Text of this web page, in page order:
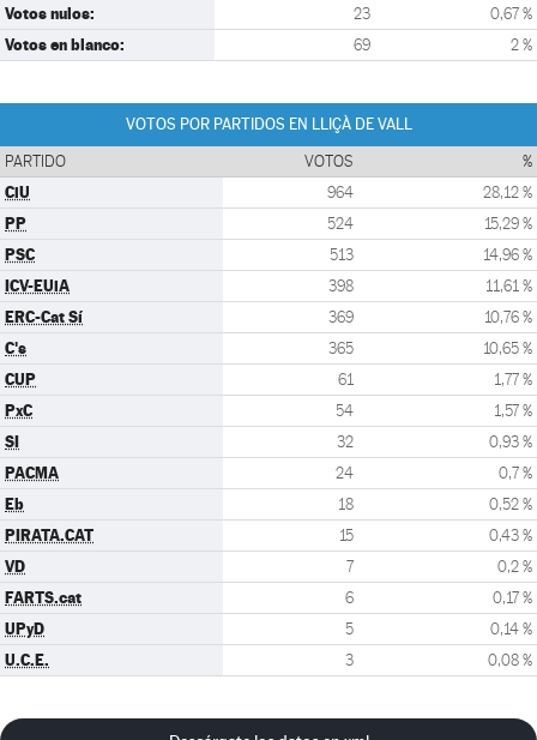
Votos nulos: 23 0,67 %
Votos en blanco: 69 2 %
VOTOS POR PARTIDOS EN LLIÇÀ DE VALL
PARTIDO VOTOS %
CiU 964 28,12 %
PP 524 15,29 %
PSC 513 14,96 %
ICV-EUiA 398 11,61 %
ERC-Cat Sí 369 10,76 %
C's 365 10,65 %
CUP 61 1,77 %
PxC 54 1,57 %
SI 32 0,93 %
PACMA 24 0,7 %
Eb 18 0,52 %
PIRATA.CAT 15 0,43 %
VD 7 0,2 %
FARTS.cat 6 0,17 %
UPyD 5 0,14 %
U.C.E. 3 0,08 %